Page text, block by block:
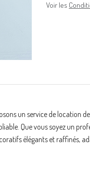
Voir les
un service de location
Que vous soyez un
élégants et raffinés,